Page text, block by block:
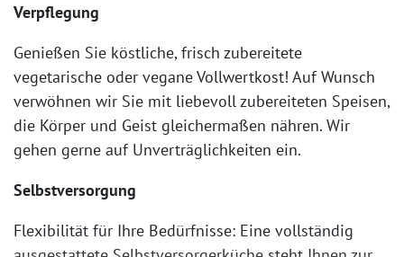
Verpflegung
Genießen Sie köstliche, frisch zubereitete
vegetarische oder vegane Vollwertkost! Auf Wunsch
verwöhnen wir Sie mit liebevoll zubereiteten Speisen,
die Körper und Geist gleichermaßen nähren. Wir
gehen gerne auf Unverträglichkeiten ein.
Selbstversorgung
Flexibilität für Ihre Bedürfnisse: Eine vollständig